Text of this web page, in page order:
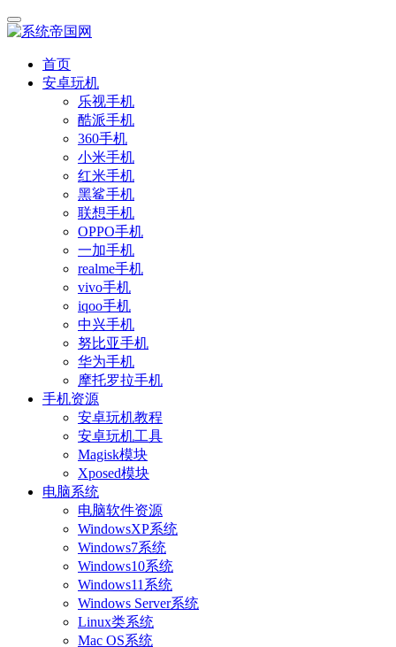
首页
安卓玩机
乐视手机
酷派手机
360手机
小米手机
红米手机
黑鲨手机
联想手机
OPPO手机
一加手机
realme手机
vivo手机
iqoo手机
中兴手机
努比亚手机
华为手机
摩托罗拉手机
手机资源
安卓玩机教程
安卓玩机工具
Magisk模块
Xposed模块
电脑系统
电脑软件资源
WindowsXP系统
Windows7系统
Windows10系统
Windows11系统
Windows Server系统
Linux类系统
Mac OS系统